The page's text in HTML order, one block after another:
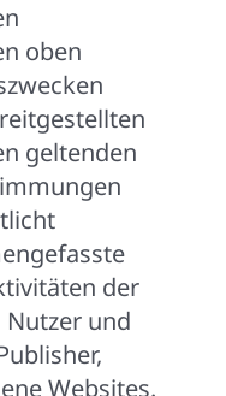
oben
geltenden
der
Nutzer und
Websites.